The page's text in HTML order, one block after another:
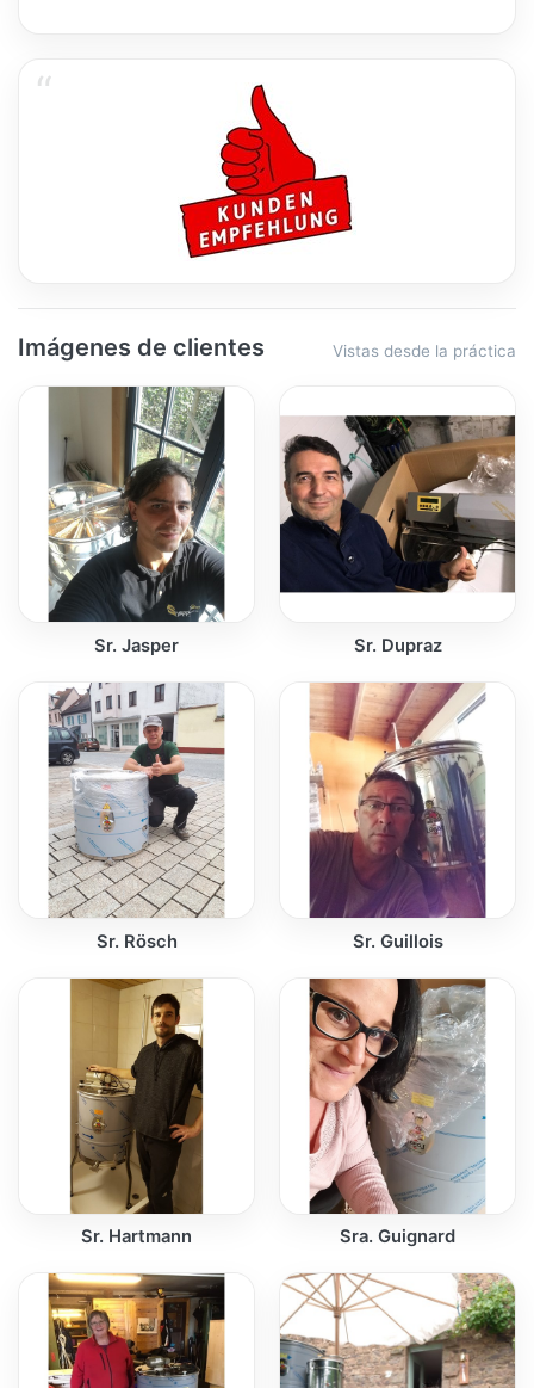
Imágenes de clientes Vistas desde la práctica
Sr. Jasper Sr. Dupraz
Sr. Rösch Sr. Guillois
Sr. Hartmann Sra. Guignard